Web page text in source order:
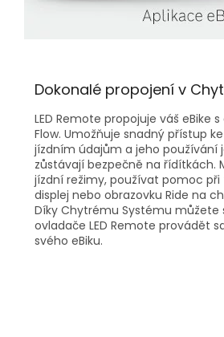
Dokonalé propojení v
LED Remote propojuje váš eBike
Flow. Umožňuje snadný přístup
jízdním údajům a jeho používání
zůstávají bezpečně na řídítkách.
jízdní režimy, používat pomoc
displej nebo obrazovku Ride na
Díky Chytrému Systému můžete
ovladače LED Remote provádět
svého eBiku.